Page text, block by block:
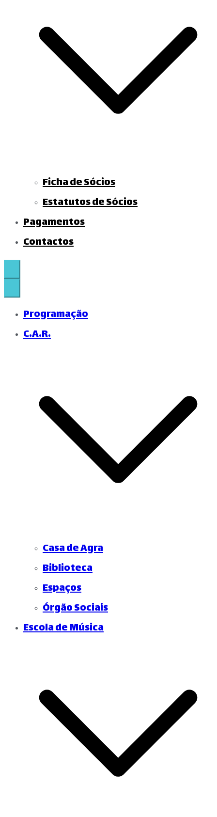
Ficha de Sócios
Estatutos de Sócios
Pagamentos
Contactos
Programação
C.A.R.
Casa de Agra
Biblioteca
Espaços
Órgão Sociais
Escola de Música